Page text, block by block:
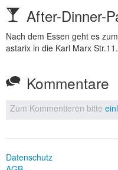
After-Dinner-
Nach dem Essen geht es
astarix in die Karl Marx
Kommentare
Zum Kommentieren bitte
Datenschutz